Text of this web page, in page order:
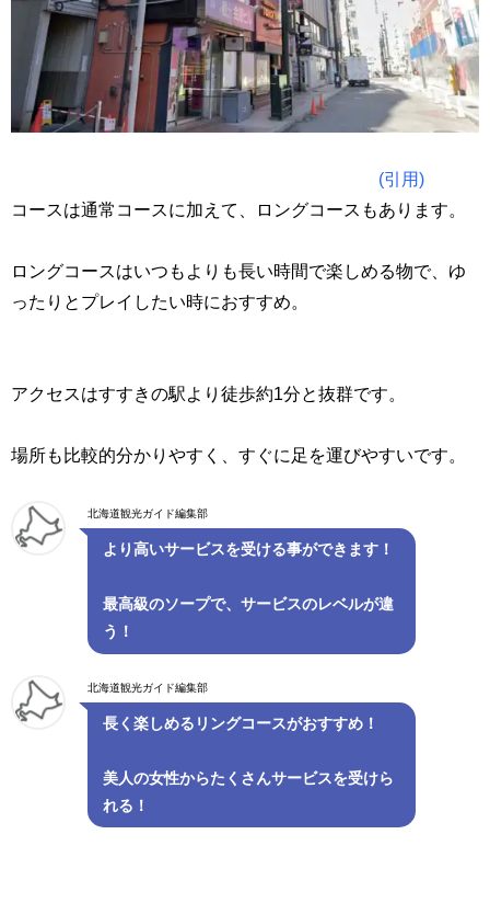
(引用)
コースは通常コースに加えて、ロングコースもあります。
ロングコースはいつもよりも長い時間で楽しめる物で、ゆ
ったりとプレイしたい時におすすめ。
アクセスはすすきの駅より徒歩約1分と抜群です。
場所も比較的分かりやすく、すぐに足を運びやすいです。
北海道観光ガイド編集部
より高いサービスを受ける事ができます！
最高級のソープで、サービスのレベルが違
う！
北海道観光ガイド編集部
長く楽しめるリングコースがおすすめ！
美人の女性からたくさんサービスを受けら
れる！